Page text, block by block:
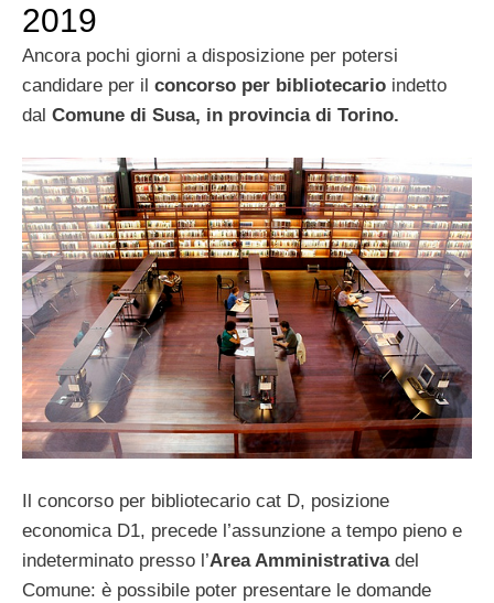
2019
Ancora pochi giorni a disposizione per potersi
candidare per il concorso per bibliotecario indetto
dal Comune di Susa, in provincia di Torino.
Il concorso per bibliotecario cat D, posizione
economica D1, precede l’assunzione a tempo pieno e
indeterminato presso l’Area Amministrativadel
Comune: è possibile poter presentare le domande